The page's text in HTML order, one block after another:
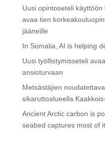
Uusi opintoseteli
avaa tien
jääneille
In Somalia, AI is helping
Uusi työllistymisseteli
ansioturvaan
Metsästäjien
sikaruttoalueella
Ancient Arctic carbon is
seabed captures most of it